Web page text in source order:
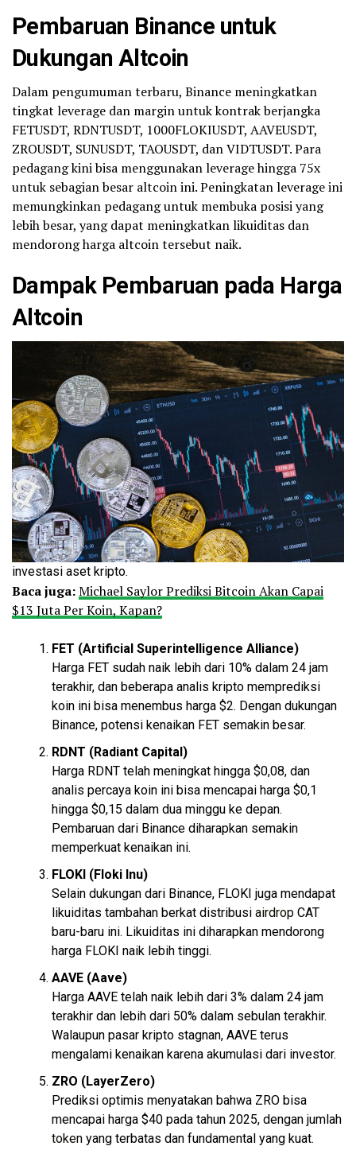
Pembaruan Binance untuk
Dukungan Altcoin
Dalam pengumuman terbaru, Binance meningkatkan
tingkat leverage dan margin untuk kontrak berjangka
FETUSDT, RDNTUSDT, 1000FLOKIUSDT, AAVEUSDT,
ZROUSDT, SUNUSDT, TAOUSDT, dan VIDTUSDT. Para
pedagang kini bisa menggunakan leverage hingga 75x
untuk sebagian besar altcoin ini. Peningkatan leverage ini
memungkinkan pedagang untuk membuka posisi yang
lebih besar, yang dapat meningkatkan likuiditas dan
mendorong harga altcoin tersebut naik.
Dampak Pembaruan pada Harga
Altcoin
investasi aset kripto.
Baca juga:Michael Saylor Prediksi Bitcoin Akan Capai
$13 Juta Per Koin, Kapan?
FET (Artificial Superintelligence Alliance)
Harga FET sudah naik lebih dari 10% dalam 24 jam
terakhir, dan beberapa analis kripto memprediksi
koin ini bisa menembus harga $2. Dengan dukungan
Binance, potensi kenaikan FET semakin besar.
RDNT (Radiant Capital)
Harga RDNT telah meningkat hingga $0,08, dan
analis percaya koin ini bisa mencapai harga $0,1
hingga $0,15 dalam dua minggu ke depan.
Pembaruan dari Binance diharapkan semakin
memperkuat kenaikan ini.
FLOKI (Floki Inu)
Selain dukungan dari Binance, FLOKI juga mendapat
likuiditas tambahan berkat distribusi airdrop CAT
baru-baru ini. Likuiditas ini diharapkan mendorong
harga FLOKI naik lebih tinggi.
AAVE (Aave)
Harga AAVE telah naik lebih dari 3% dalam 24 jam
terakhir dan lebih dari 50% dalam sebulan terakhir.
Walaupun pasar kripto stagnan, AAVE terus
mengalami kenaikan karena akumulasi dari investor.
ZRO (LayerZero)
Prediksi optimis menyatakan bahwa ZRO bisa
mencapai harga $40 pada tahun 2025, dengan jumlah
token yang terbatas dan fundamental yang kuat.